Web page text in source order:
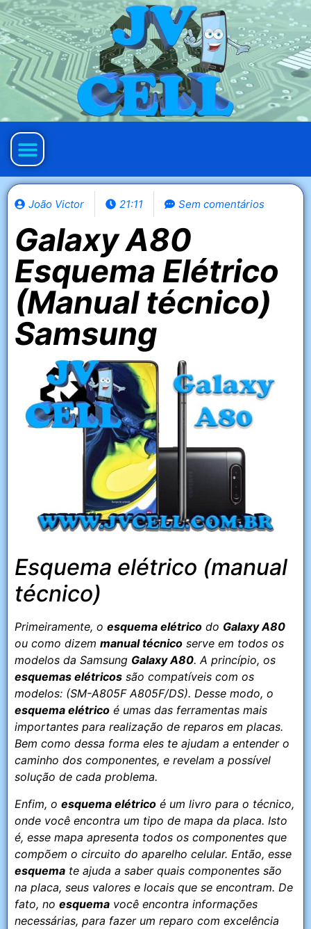
João Victor 21:11 Sem comentários
Galaxy A80
Esquema Elétrico
(Manual técnico)
Samsung
Esquema elétrico (manual
técnico)
Primeiramente, o esquema elétrico do Galaxy A80
ou como dizem manual técnico serve em todos os
modelos da Samsung Galaxy A80. A princípio, os
esquemas elétricos são compatíveis com os
modelos: (SM-A805F A805F/DS). Desse modo, o
esquema elétrico é umas das ferramentas mais
importantes para realização de reparos em placas.
Bem como dessa forma eles te ajudam a entender o
caminho dos componentes, e revelam a possível
solução de cada problema.
Enfim, o esquema elétrico é um livro para o técnico,
onde você encontra um tipo de mapa da placa. Isto
é, esse mapa apresenta todos os componentes que
compõem o circuito do aparelho celular. Então, esse
esquema te ajuda a saber quais componentes são
na placa, seus valores e locais que se encontram. De
fato, no esquema você encontra informações
necessárias, para fazer um reparo com excelência